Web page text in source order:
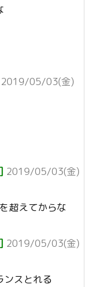
2019/05/03(金)
2019/05/03(金)
超えてからな
2019/05/03(金)
ンスとれる